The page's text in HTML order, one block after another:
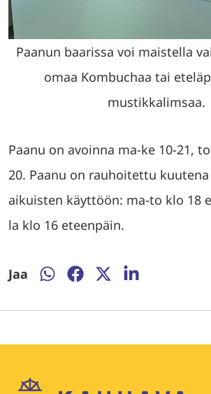
Paanun baarissa voi maistella
omaa Kombuchaa tai
mustikkalimsaa.
Paanu on avoinna ma-ke 10-21,
20. Paanu on rauhoitettu
aikuisten käyttöön: ma-to klo 18
la klo 16 eteenpäin.
Jaa
Jaa
Jaa
Jaa
Jaa